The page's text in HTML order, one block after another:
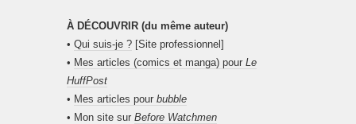
À DÉCOUVRIR (du même auteur)
• Qui suis-je ? [Site professionnel]
• Mes articles (comics et manga) pour Le
HuffPost
• Mes articles pour bubble
• Mon site sur Before Watchmen